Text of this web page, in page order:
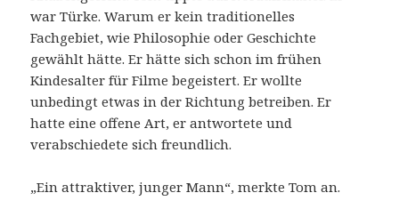
war Türke. Warum er kein traditionelles
Fachgebiet, wie Philosophie oder Geschichte
gewählt hätte. Er hätte sich schon im frühen
Kindesalter für Filme begeistert. Er wollte
unbedingt etwas in der Richtung betreiben. Er
hatte eine offene Art, er antwortete und
verabschiedete sich freundlich.
„Ein attraktiver, junger Mann“, merkte Tom an.